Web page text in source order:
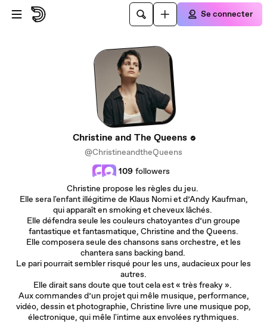
Passer au contenu principal
Se connecter
Christine and The Queens
@ChristineandtheQueens
109 followers
Christine propose les règles du jeu.
Elle sera l'enfant illégitime de Klaus Nomi et d’Andy Kaufman,
qui apparaît en smoking et cheveux lâchés.
Elle défendra seule les couleurs chatoyantes d’un groupe
fantastique et fantasmatique, Christine and the Queens.
Elle composera seule des chansons sans orchestre, et les
chantera sans backing band.
Le pari pourrait sembler risqué pour les uns, audacieux pour les
autres.
Elle dirait sans doute que tout cela est « très freaky ».
Aux commandes d’un projet qui mêle musique, performance,
vidéo, dessin et photographie, Christine livre une musique pop,
électronique, qui mêle l'intime aux envolées rythmiques.